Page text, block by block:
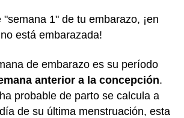
1" de tu embarazo, ¡en
está embarazada!
de embarazo es su período
anterior a la concepción.
probable de parto se calcula a
de su última menstruación, esta